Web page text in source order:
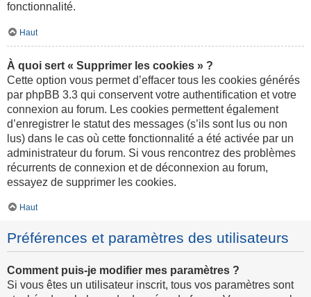
fonctionnalité.
Haut
À quoi sert « Supprimer les cookies » ?
Cette option vous permet d’effacer tous les cookies générés
par phpBB 3.3 qui conservent votre authentification et votre
connexion au forum. Les cookies permettent également
d’enregistrer le statut des messages (s’ils sont lus ou non
lus) dans le cas où cette fonctionnalité a été activée par un
administrateur du forum. Si vous rencontrez des problèmes
récurrents de connexion et de déconnexion au forum,
essayez de supprimer les cookies.
Haut
Préférences et paramètres des utilisateurs
Comment puis-je modifier mes paramètres ?
Si vous êtes un utilisateur inscrit, tous vos paramètres sont